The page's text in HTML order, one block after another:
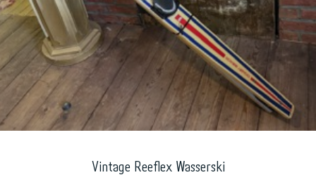
Vintage Reeflex Wasserski